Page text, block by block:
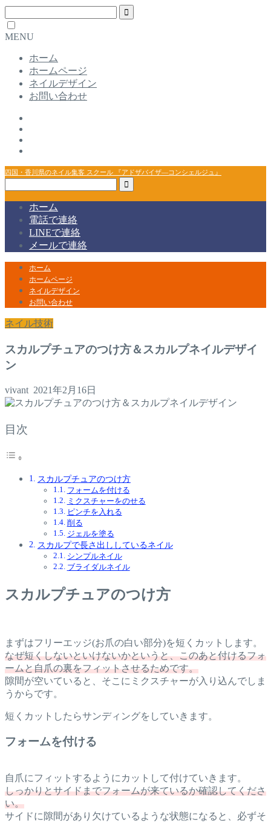
MENU
ホーム
ホームページ
ネイルデザイン
お問い合わせ
四国・香川県のネイル集客 スクール 『アドザバイザ―コンシェルジュ』
ホーム
電話で連絡
LINEで連絡
メールで連絡
ホーム
ホームページ
ネイルデザイン
お問い合わせ
ネイル技術
スカルプチュアのつけ方＆スカルプネイルデザイ
ン
vivant 2021年2月16日
目次
スカルプチュアのつけ方
フォームを付ける
ミクスチャーをのせる
ピンチを入れる
削る
ジェルを塗る
スカルプで長さ出ししているネイル
シンプルネイル
ブライダルネイル
スカルプチュアのつけ方
まずはフリーエッジ(お爪の白い部分)を短くカットします。
なぜ短くしないといけないかというと、このあと付けるフォ
ームと自爪の裏をフィットさせるためです。
隙間が空いていると、そこにミクスチャーが入り込んでしま
うからです。
短くカットしたらサンディングをしていきます。
フォームを付ける
自爪にフィットするようにカットして付けていきます。
しっかりとサイドまでフォームが来ているか確認してくださ
い。
サイドに隙間があり欠けているような状態になると、必ずそ